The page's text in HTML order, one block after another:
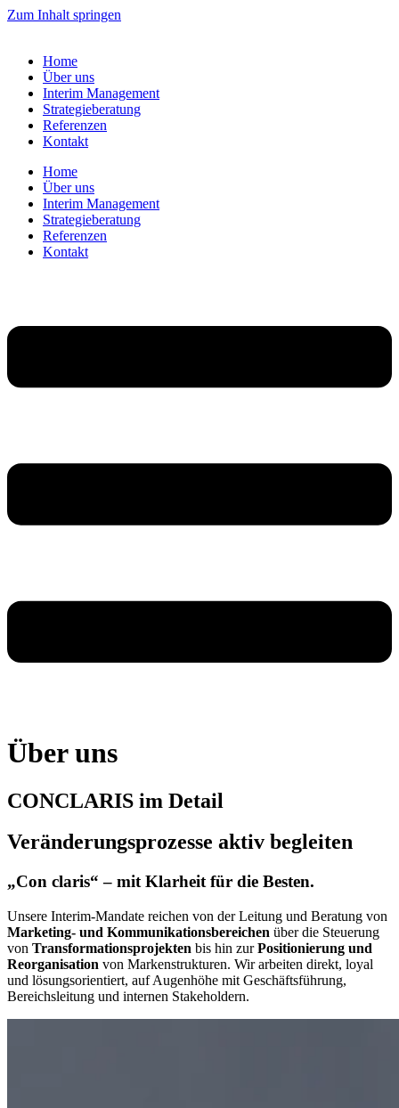
Zum Inhalt springen
Home
Über uns
Interim Management
Strategieberatung
Referenzen
Kontakt
Home
Über uns
Interim Management
Strategieberatung
Referenzen
Kontakt
Über uns
CONCLARIS im Detail
Veränderungsprozesse aktiv begleiten
„Con claris“ – mit Klarheit für die Besten.
Unsere Interim-Mandate reichen von der Leitung und Beratung von
Marketing- und Kommunikationsbereichen über die Steuerung
von Transformationsprojekten bis hin zurPositionierung und
Reorganisation von Markenstrukturen. Wir arbeiten direkt, loyal
und lösungsorientiert, auf Augenhöhe mit Geschäftsführung,
Bereichsleitung und internen Stakeholdern.